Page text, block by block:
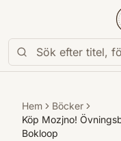
Hem
Böcker
Köp Mozjno!
Bokloop